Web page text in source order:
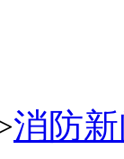
消防